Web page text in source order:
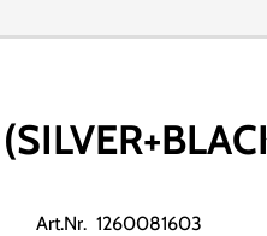
Art.Nr. 1260081603